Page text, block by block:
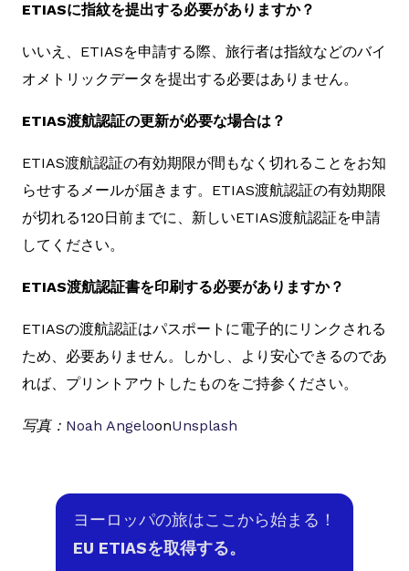
ETIASに指紋を提出する必要がありますか？
いいえ、ETIASを申請する際、旅行者は指紋などのバイ
オメトリックデータを提出する必要はありません。
ETIAS渡航認証の更新が必要な場合は？
ETIAS渡航認証の有効期限が間もなく切れることをお知
らせするメールが届きます。ETIAS渡航認証の有効期限
が切れる120日前までに、新しいETIAS渡航認証を申請
してください。
ETIAS渡航認証書を印刷する必要がありますか？
ETIASの渡航認証はパスポートに電子的にリンクされる
ため、必要ありません。しかし、より安心できるのであ
れば、プリントアウトしたものをご持参ください。
写真： Noah AngeloonUnsplash
ヨーロッパの旅はここから始まる！
EU ETIASを取得する。